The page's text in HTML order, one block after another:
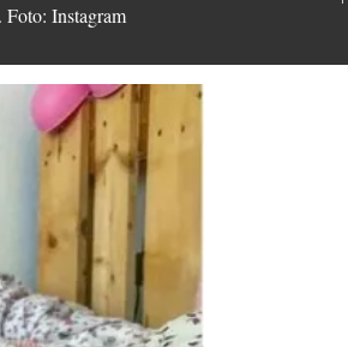
Foto: Instagram